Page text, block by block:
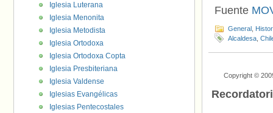
Fuente
General
Alcaldesa
Copyright ©
Iglesia Luterana
Iglesia Menonita
Iglesia Metodista
Iglesia Ortodoxa
Iglesia Ortodoxa Copta
Iglesia Presbiteriana
Iglesia Valdense
Iglesias Evangélicas
Iglesias Pentecostales